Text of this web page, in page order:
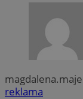
reklama